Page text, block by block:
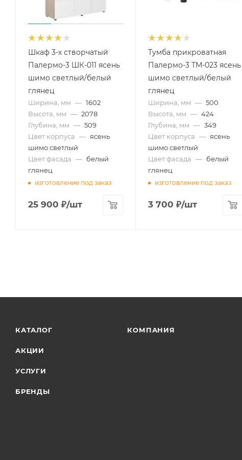
Шкаф 3-х створчатый
Палермо-3 ШК-011 ясень
шимо светлый/белый
глянец
Ширина, мм — 1602
Высота, мм — 2078
Глубина, мм — 509
Цвет корпуса — ясень
шимо светлый
Цвет фасада — белый
глянец
изготовление под заказ
25 900 ₽/шт
Тумба прикроватная
Палермо-3 ТМ-023 ясень
шимо светлый/белый
глянец
Ширина, мм — 500
Высота, мм — 424
Глубина, мм — 349
Цвет корпуса — ясень
шимо светлый
Цвет фасада — белый
глянец
изготовление под заказ
3 700 ₽/шт
КАТАЛОГ
АКЦИИ
УСЛУГИ
БРЕНДЫ
КОМПАНИЯ